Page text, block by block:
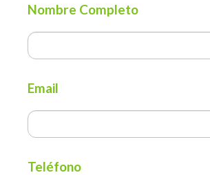
Nombre Completo
Email
Teléfono